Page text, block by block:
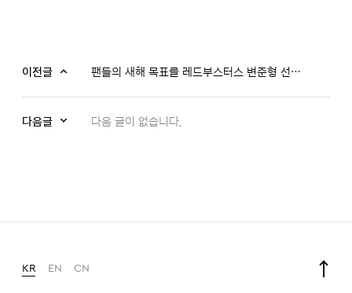
이전글 팬들의 새해 목표를 레드부스터스 변준형 선수가 읽어 드림..★ I 레드 비하인드 씬 Ep.4
다음글 다음 글이 없습니다.
KR EN CN